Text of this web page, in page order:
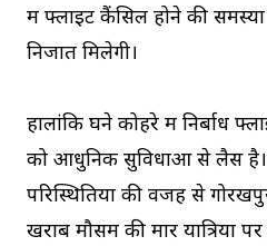
में फ्लाइट कैंसिल होने की
निजात मिलेगी।
हालांकि घने कोहरे में निर्बाध
को आधुनिक सुविधाओं से लैस है।
परिस्थितियों की वजह से
खराब मौसम की मार यात्रियों